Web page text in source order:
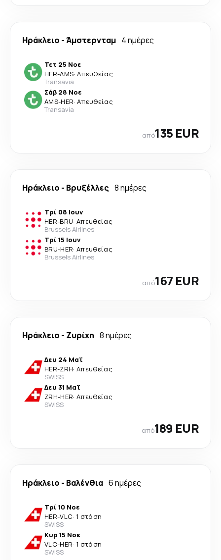
Ηράκλειο -Άμστερνταμ 4 ημέρες
Τετ 25 Νοε
HER-AMS· Απευθείας
Transavia
Σάβ 28 Νοε
AMS-HER· Απευθείας
Transavia
από135 EUR
Ηράκλειο - Βρυξέλλες 8 ημέρες
Τρί 08 Ιουν
HER-BRU· Απευθείας
Brussels Airlines
Τρί 15 Ιουν
BRU-HER· Απευθείας
Brussels Airlines
από167 EUR
Ηράκλειο - Ζυρίχη 8 ημέρες
Δευ 24 Μαΐ
HER-ZRH· Απευθείας
SWISS
Δευ 31 Μαΐ
ZRH-HER· Απευθείας
SWISS
από189 EUR
Ηράκλειο - Βαλένθια 6 ημέρες
Τρί 10 Νοε
HER-VLC· 1 στάση
SWISS
Κυρ 15 Νοε
VLC-HER· 1 στάση
SWISS